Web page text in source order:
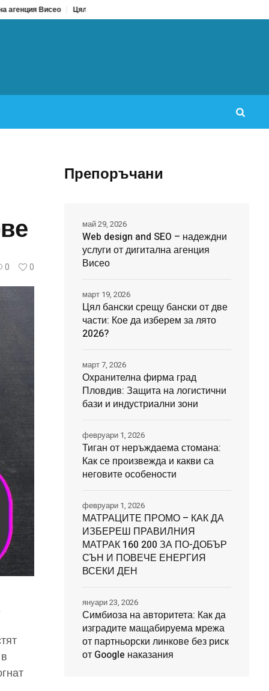
Цял бански срещу бански от две части: Кое да изберем за лято 2026?
0 0
Препоръчани
Web design and SEO – надеждни
услуги от дигитална агенция
Висео
май 29, 2026
Цял бански срещу бански от две
части: Кое да изберем за лято
2026?
март 19, 2026
Охранителна фирма град
Пловдив: Защита на логистични
бази и индустриални зони
март 7, 2026
Тиган от неръждаема стомана:
Как се произвежда и какви са
неговите особености
февруари 1, 2026
МАТРАЦИТЕ ПРОМО – КАК ДА
ИЗБЕРЕШ ПРАВИЛНИЯ
МАТРАК 160 200 ЗА ПО-ДОБЪР
СЪН И ПОВЕЧЕ ЕНЕРГИЯ
ВСЕКИ ДЕН
февруари 1, 2026
Симбиоза на авторитета: Как да
изградите мащабируема мрежа
от партньорски линкове без риск
от Google наказания
януари 23, 2026